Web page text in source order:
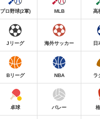
プロ野球(2軍) MLB 高
Jリーグ 海外サッカー 日
Bリーグ NBA ラ
卓球 バレー